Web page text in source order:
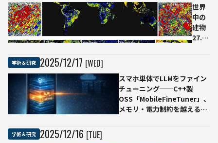
のス
ルー
プッ
トは
プ比
4倍
に
新手法
「PopSim」
世界
中の
建物
27.5
──
ミュ
ンヘ
ン工
学術＆研究 2025/12/17 [WED]
スマホ単体でLLMをファイン
チューニング──C++製
OSS「MobileFineTuner」、
メモリ・電力制約を越える最
学術＆研究 2025/12/16 [TUE]